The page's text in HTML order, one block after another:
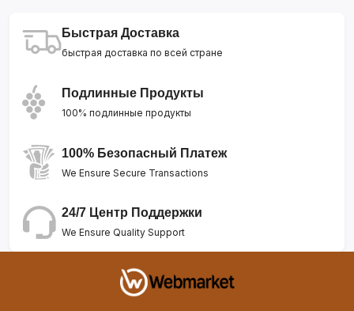
Быстрая Доставка
быстрая доставка по всей стране
Подлинные Продукты
100% подлинные продукты
100% Безопасный Платеж
We Ensure Secure Transactions
24/7 Центр Поддержки
We Ensure Quality Support